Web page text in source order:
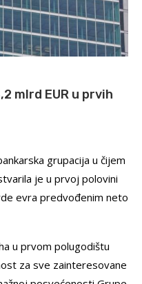
mlrd EUR u prvih
grupacija u čijem
je u prvoj polovini
evra predvođenim neto
u prvom polugodištu
za sve zainteresovane